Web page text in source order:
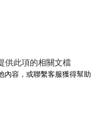
供此項的相關文檔
內容，或聯繫客服獲得幫助